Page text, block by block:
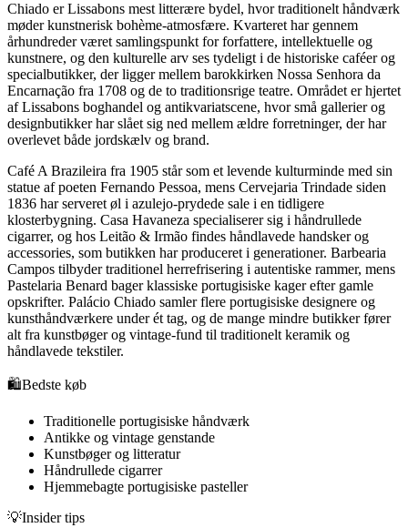
Chiado er Lissabons mest litterære bydel, hvor traditionelt håndværk
møder kunstnerisk bohème-atmosfære. Kvarteret har gennem
århundreder været samlingspunkt for forfattere, intellektuelle og
kunstnere, og den kulturelle arv ses tydeligt i de historiske caféer og
specialbutikker, der ligger mellem barokkirken Nossa Senhora da
Encarnação fra 1708 og de to traditionsrige teatre. Området er hjertet
af Lissabons boghandel og antikvariatscene, hvor små gallerier og
designbutikker har slået sig ned mellem ældre forretninger, der har
overlevet både jordskælv og brand.
Café A Brazileira fra 1905 står som et levende kulturminde med sin
statue af poeten Fernando Pessoa, mens Cervejaria Trindade siden
1836 har serveret øl i azulejo-prydede sale i en tidligere
klosterbygning. Casa Havaneza specialiserer sig i håndrullede
cigarrer, og hos Leitão & Irmão findes håndlavede handsker og
accessories, som butikken har produceret i generationer. Barbearia
Campos tilbyder traditionel herrefrisering i autentiske rammer, mens
Pastelaria Benard bager klassiske portugisiske kager efter gamle
opskrifter. Palácio Chiado samler flere portugisiske designere og
kunsthåndværkere under ét tag, og de mange mindre butikker fører
alt fra kunstbøger og vintage-fund til traditionelt keramik og
håndlavede tekstiler.
🛍️Bedste køb
Traditionelle portugisiske håndværk
Antikke og vintage genstande
Kunstbøger og litteratur
Håndrullede cigarrer
Hjemmebagte portugisiske pasteller
💡Insider tips